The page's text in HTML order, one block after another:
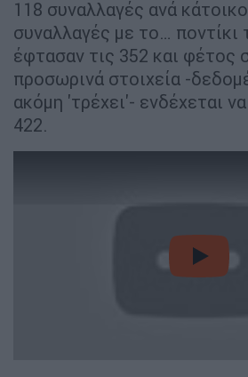
118 συναλλαγές ανά
συναλλαγές με το… ποντίκι
έφτασαν τις 352 και φέτος
προσωρινά στοιχεία -
ακόμη 'τρέχει'- ενδέχεται
422.
video